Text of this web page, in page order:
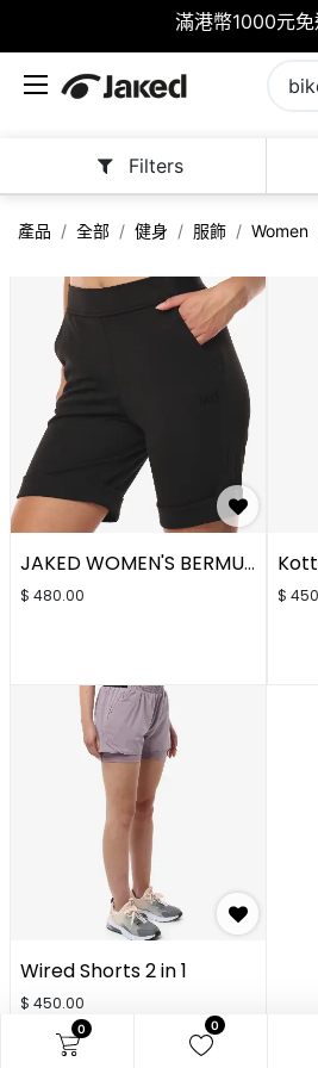
0 0
滿港幣1000元免
Filters
產品 全部 健身 服飾 Women
JAKED WOMEN'S BERMUDA
$ 480.00 $
Wired Shorts 2 in 1
$ 450.00